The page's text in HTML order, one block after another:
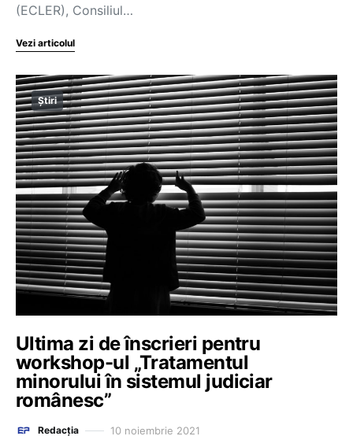
(ECLER), Consiliul…
Vezi articolul
Știri
Ultima zi de înscrieri pentru
workshop-ul „Tratamentul
minorului în sistemul judiciar
românesc”
Redacția 10 noiembrie 2021